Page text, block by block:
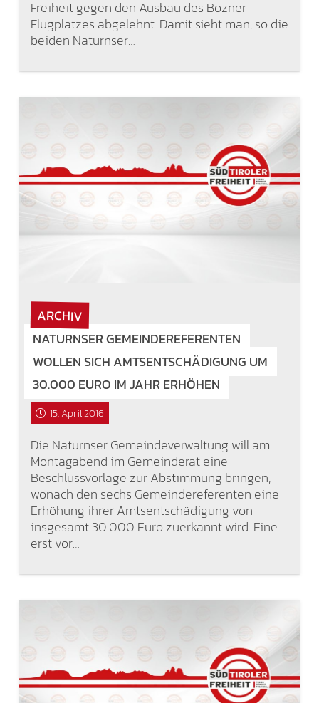
Freiheit gegen den Ausbau des Bozner
Flugplatzes abgelehnt. Damit sieht man, so die
beiden Naturnser…
ARCHIV
NATURNSER GEMEINDEREFERENTEN
WOLLEN SICH AMTSENTSCHÄDIGUNG UM
30.000 EURO IM JAHR ERHÖHEN
15. April 2016
Die Naturnser Gemeindeverwaltung will am
Montagabend im Gemeinderat eine
Beschlussvorlage zur Abstimmung bringen,
wonach den sechs Gemeindereferenten eine
Erhöhung ihrer Amtsentschädigung von
insgesamt 30.000 Euro zuerkannt wird. Eine
erst vor…